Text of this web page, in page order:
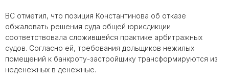
ВС отметил, что позиция Константинова об отказе
обжаловать решения суда общей юрисдикции
соответствовала сложившейся практике арбитражных
судов. Согласно ей, требования дольщиков нежилых
помещений к банкроту-застройщику трансформируются из
неденежных в денежные.